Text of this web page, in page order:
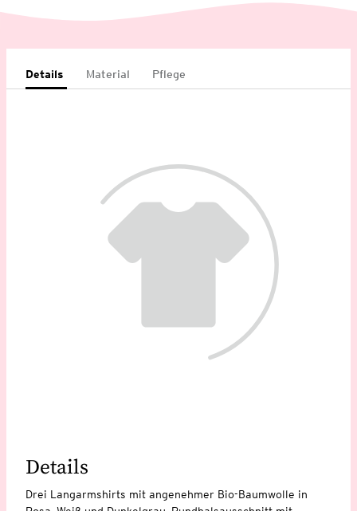
Details Material Pflege
Details
Drei Langarmshirts mit angenehmer Bio-Baumwolle in